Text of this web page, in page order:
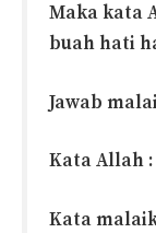
Maka kata
buah hati
Jawab
Kata Allah
Kata